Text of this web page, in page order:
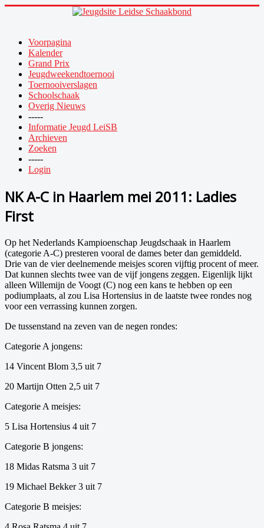
Voorpagina
Kalender
Grand Prix
Jeugdweekendtoernooi
Toernooiverslagen
Schoolschaak
Overig Nieuws
-----
Informatie Jeugd LeiSB
Archieven
Zoeken
-----
Login
NK A-C in Haarlem mei 2011: Ladies
First
Op het Nederlands Kampioenschap Jeugdschaak in Haarlem
(categorie A-C) presteren vooral de dames beter dan gemiddeld.
Drie van de vier deelnemende meisjes scoren vijftig procent of meer.
Dat kunnen slechts twee van de vijf jongens zeggen. Eigenlijk lijkt
alleen Willemijn de Voogt (C) nog een kans te hebben op een
podiumplaats, al zou Lisa Hortensius in de laatste twee rondes nog
voor een verrassing kunnen zorgen.
De tussenstand na zeven van de negen rondes:
Categorie A jongens:
14 Vincent Blom 3,5 uit 7
20 Martijn Otten 2,5 uit 7
Categorie A meisjes:
5 Lisa Hortensius 4 uit 7
Categorie B jongens:
18 Midas Ratsma 3 uit 7
19 Michael Bekker 3 uit 7
Categorie B meisjes: